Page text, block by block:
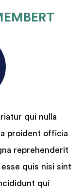
qui nulla
proident officia
reprehenderit
quis nisi sint
qui